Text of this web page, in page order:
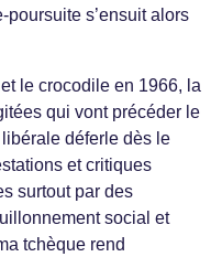
poursuite s’ensuit alors
le crocodile en 1966, la
qui vont précéder le
déferle dès le
et critiques
surtout par des
social et
tchèque rend